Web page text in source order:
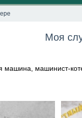
Моя
машина, машинист-